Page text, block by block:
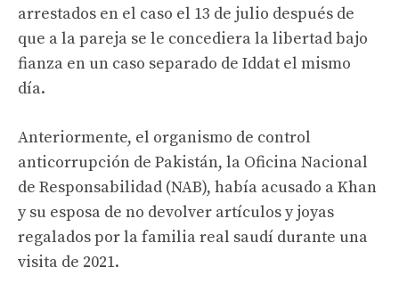
arrestados en el caso el 13 de julio después de
que a la pareja se le concediera la libertad bajo
fianza en un caso separado de Iddat el mismo
día.
Anteriormente, el organismo de control
anticorrupción de Pakistán, la Oficina Nacional
de Responsabilidad (NAB), había acusado a Khan
y su esposa de no devolver artículos y joyas
regalados por la familia real saudí durante una
visita de 2021.